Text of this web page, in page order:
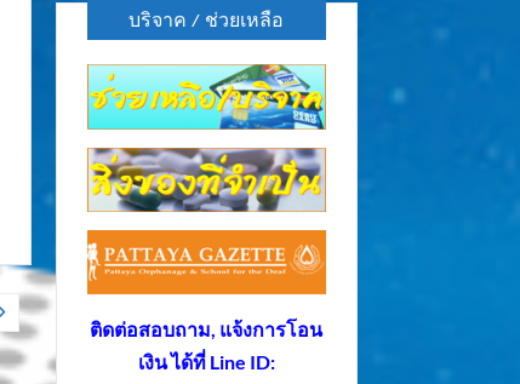
บริจาค / ช่วยเหลือ
ติดต่อสอบถาม, แจ้งการโอน
เงิน ได้ที่ Line ID: